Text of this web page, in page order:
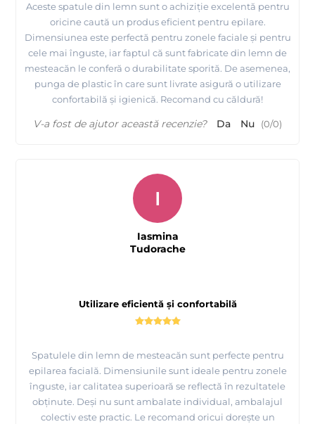
Aceste spatule din lemn sunt o achiziție excelentă pentru
oricine caută un produs eficient pentru epilare.
Dimensiunea este perfectă pentru zonele faciale și pentru
cele mai înguste, iar faptul că sunt fabricate din lemn de
mesteacăn le conferă o durabilitate sporită. De asemenea,
punga de plastic în care sunt livrate asigură o utilizare
confortabilă și igienică. Recomand cu căldură!
V-a fost de ajutor această recenzie? Da Nu (0/0)
Utilizare eficientă și confortabilă
Spatulele din lemn de mesteacăn sunt perfecte pentru
epilarea facială. Dimensiunile sunt ideale pentru zonele
înguste, iar calitatea superioară se reflectă în rezultatele
obținute. Deși nu sunt ambalate individual, ambalajul
colectiv este practic. Le recomand oricui dorește un
I
Iasmina
Tudorache